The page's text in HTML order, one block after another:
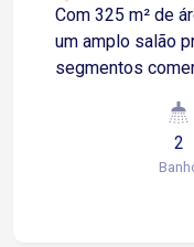
Com 325 m² de
um amplo salão
segmentos
Cozinha
para
2